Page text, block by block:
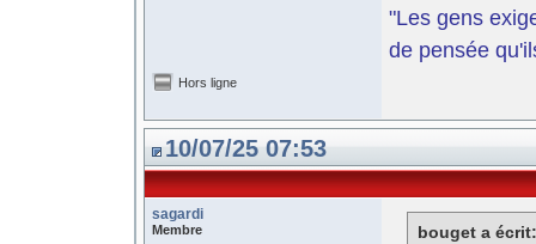
"Les gens
de pensée
Hors ligne
10/07/25 07:53
sagardi
Membre
bouget a écrit: